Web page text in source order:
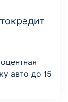
авто до 15